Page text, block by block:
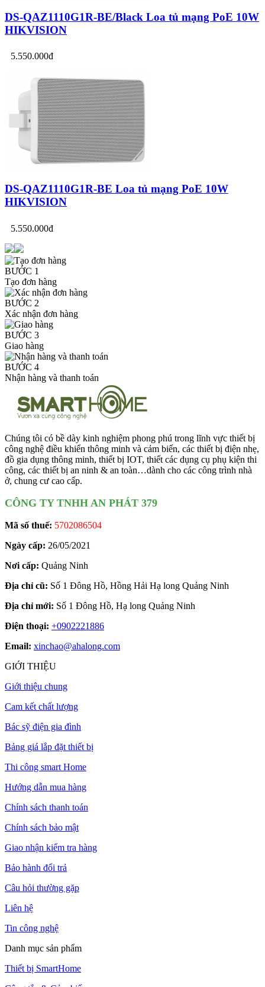
DS-QAZ1110G1R-BE/Black Loa tủ mạng PoE 10W
HIKVISION
5.550.000đ
DS-QAZ1110G1R-BE Loa tủ mạng PoE 10W
HIKVISION
5.550.000đ
BƯỚC 1
Tạo đơn hàng
BƯỚC 2
Xác nhận đơn hàng
BƯỚC 3
Giao hàng
BƯỚC 4
Nhận hàng và thanh toán
Chúng tôi có bề dày kinh nghiệm phong phú trong lĩnh vực thiết bị
công nghệ điều khiển thông minh và cảm biến, các thiết bị điện nhẹ,
đồ gia dụng thông minh, thiết bị IOT, thiết các dụng cụ phụ kiện thi
công, các thiết bị an ninh & an toàn…dành cho các công trình nhà
ở, chung cư cao cấp.
CÔNG TY TNHH AN PHÁT 379
Mã số thuế: 5702086504
Ngày cấp: 26/05/2021
Nơi cấp: Quảng Ninh
Địa chỉ cũ: Số 1 Đông Hồ, Hồng Hải Hạ long Quảng Ninh
Địa chỉ mới: Số 1 Đông Hồ, Hạ long Quảng Ninh
Điện thoại: +0902221886
Email: xinchao@ahalong.com
GIỚI THIỆU
Giới thiệu chung
Cam kết chất lượng
Bác sỹ điện gia đình
Bảng giá lắp đặt thiết bị
Thi công smart Home
Hướng dẫn mua hàng
Chính sách thanh toán
Chính sách bảo mật
Giao nhận kiểm tra hàng
Bảo hành đổi trả
Câu hỏi thường gặp
Liên hệ
Tin công nghệ
Danh mục sản phẩm
Thiết bị SmartHome